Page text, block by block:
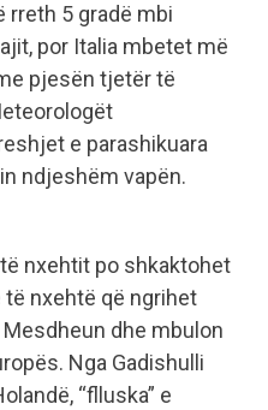
rreth 5 gradë mbi
por Italia mbetet më
pjesën tjetër të
e parashikuara
ndjeshëm vapën.
nxehtit po shkaktohet
nxehtë që ngrihet
dhe mbulon
Nga Gadishulli
“flluska” e